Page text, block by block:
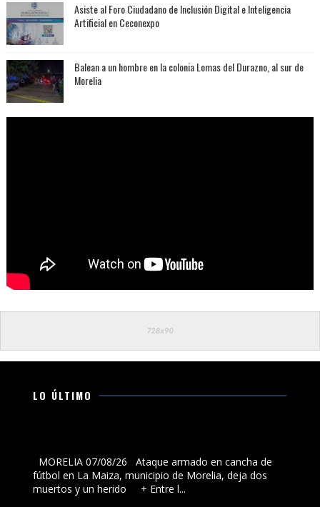
Asiste al Foro Ciudadano de Inclusión Digital e Inteligencia
Artificial en Ceconexpo
Balean a un hombre en la colonia Lomas del Durazno, al sur de
Morelia
LO ÚLTIMO
MORELIA 07/08/26 Ataque armado en cancha de
fútbol en La Maiza, municipio de Morelia, deja dos
muertos y un herido + Entre l...